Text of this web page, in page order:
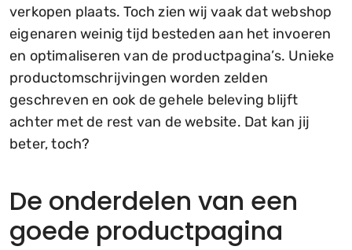
verkopen plaats. Toch zien wij vaak dat webshop
eigenaren weinig tijd besteden aan het invoeren
en optimaliseren van de productpagina’s. Unieke
productomschrijvingen worden zelden
geschreven en ook de gehele beleving blijft
achter met de rest van de website. Dat kan jij
beter, toch?
De onderdelen van een
goede productpagina